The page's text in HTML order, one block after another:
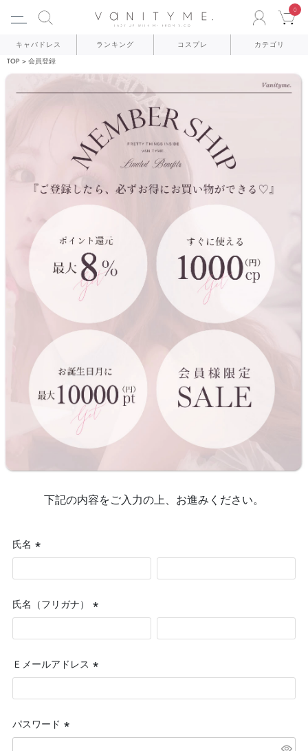
0
キャバドレス ランキング コスプレ カテゴリ
TOP 会員登録
下記の内容をご入力の上、お進みください。
氏名
(必
須)
氏名（フリガナ）
(必
須)
Ｅメールアドレス
(必
須)
パスワード
(必